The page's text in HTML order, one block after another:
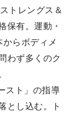
トレングス＆
保有。運動・
らボディメ
わず多くのク
スト」の指導
とし込む。ト